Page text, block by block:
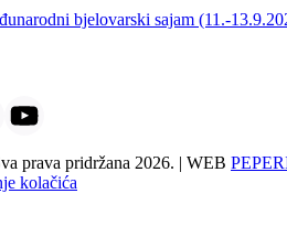
bjelovarski sajam (11.-
prava pridržana 2026. | WEB
kolačića